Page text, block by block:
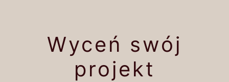
Wyceń swój
projekt